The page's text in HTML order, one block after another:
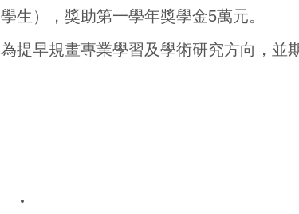
學生），獎助第一學年獎學金5萬元。
為提早規畫專業學習及學術研究方向，並